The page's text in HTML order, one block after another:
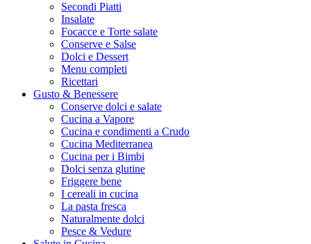
Secondi Piatti
Insalate
Focacce e Torte salate
Conserve e Salse
Dolci e Dessert
Menu completi
Ricettari
Gusto & Benessere
Conserve dolci e salate
Cucina a Vapore
Cucina e condimenti a Crudo
Cucina Mediterranea
Cucina per i Bimbi
Dolci senza glutine
Friggere bene
I cereali in cucina
La pasta fresca
Naturalmente dolci
Pesce & Vedure